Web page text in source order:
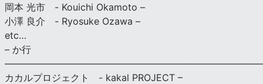
岡本 光市 - Kouichi Okamoto –
小澤 良介 - Ryosuke Ozawa –
etc…
– か行
カカルプロジェクト - kakal PROJECT –